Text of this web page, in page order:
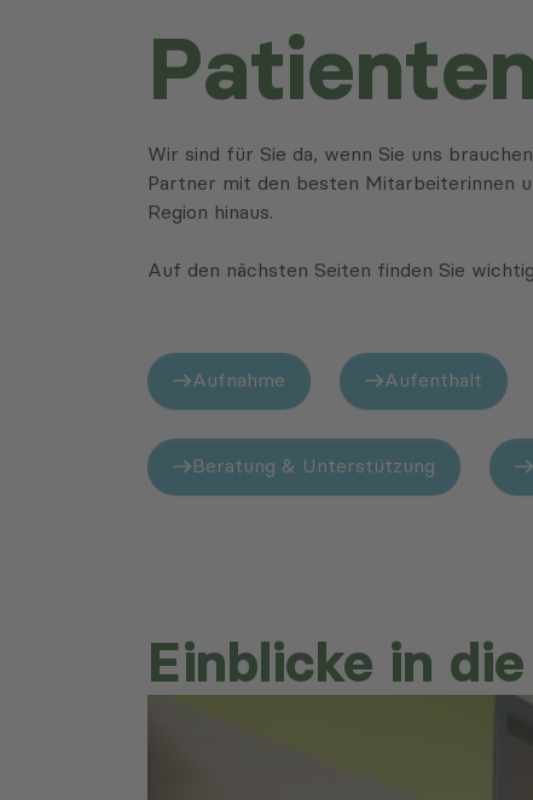
Wir sind für Sie da, wenn Sie uns
Partner mit den besten Mitarbeiterinnen
Region hinaus.
Auf den nächsten Seiten finden Sie
Aufnahme Aufenthalt
Beratung & Unterstützung
Einblicke in